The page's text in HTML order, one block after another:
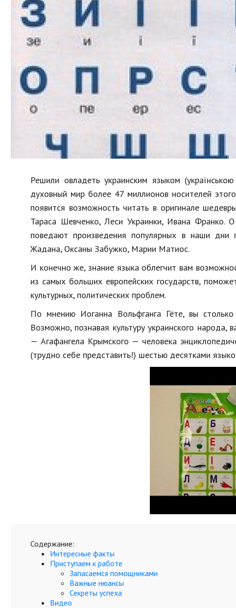
Образование
В мире
Культура
Авто, мото
Спорт
Знаменитости
Решили овладеть украинским языком
духовный мир более 47 миллионов носителей
появится возможность читать в оригинале
Тараса Шевченко, Леси Украинки, Ивана Франко.
поведают произведения популярных в наши
Жадана, Оксаны Забужко, Марии Матиос.
И конечно же, знание языка облегчит вам
из самых больших европейских государств,
культурных, политических проблем.
По мнению Иоганна Вольфганга Гёте, вы
Возможно, познавая культуру украинского
— Агафангела Крымского — человека
(трудно себе представить!) шестью десятками
Содержание:
Интересные факты
Приступаем к работе
Запасаемся помощниками
Важные нюансы
Секреты успеха
Видео